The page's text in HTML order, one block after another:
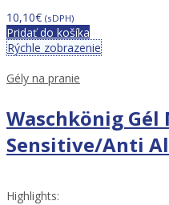
10,10€ (sDPH)
Pridať do košíka
Rýchle zobrazenie
Gély na pranie
Waschkönig Gél
Sensitive/Anti
Highlights: